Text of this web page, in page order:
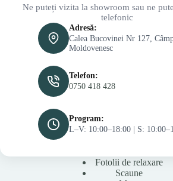
Ne puteți vizita la showroom sau ne
telefonic
Adresă:
Calea Bucovinei Nr 127,
Moldovenesc
Telefon:
0750 418 428
Program:
L–V: 10:00–18:00 | S:
Fotolii de relaxare
Scaune